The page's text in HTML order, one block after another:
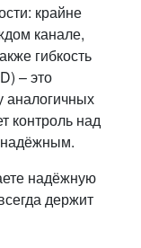
крайне
канале,
гибкость
– это
аналогичных
контроль над
надёжную
держит